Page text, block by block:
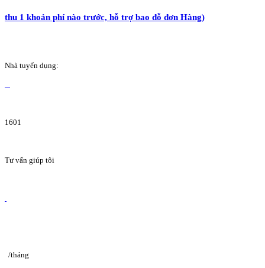
thu 1 khoản phí nào trước, hỗ trợ bao đỗ đơn Hàng)
Nhà tuyển dụng:
1601
Tư vấn giúp tôi
/tháng